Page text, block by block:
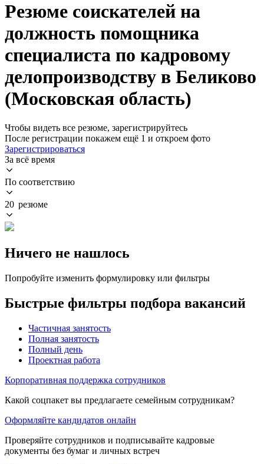
Резюме соискателей на
должность помощника
специалиста по кадровому
делопроизводству в Беликово
(Московская область)
Чтобы видеть все резюме, зарегистрируйтесь
После регистрации покажем ещё 1 и откроем фото
Зарегистрироваться
За всё время
По соответствию
20 резюме
Ничего не нашлось
Попробуйте изменить формулировку или фильтры
Быстрые фильтры подбора вакансий
Частичная занятость
Полная занятость
Полный день
Проектная работа
Корпоративная поддержка сотрудников
Какой соцпакет вы предлагаете семейным сотрудникам?
Оформляйте кандидатов онлайн
Проверяйте сотрудников и подписывайте кадровые
документы без бумаг и личных встреч